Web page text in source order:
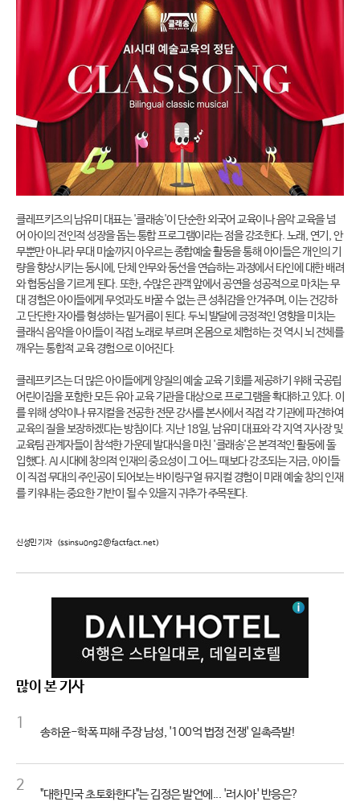
클레프키즈의 남유미 대표는 '클래송'이 단순한 외국어 교육이나 음악 교육을 넘
어 아이의 전인적 성장을 돕는 통합 프로그램이라는 점을 강조한다. 노래, 연기, 안
무뿐만 아니라 무대 미술까지 아우르는 종합예술 활동을 통해 아이들은 개인의 기
량을 향상시키는 동시에, 단체 안무와 동선을 연습하는 과정에서 타인에 대한 배려
와 협동심을 기르게 된다. 또한, 수많은 관객 앞에서 공연을 성공적으로 마치는 무
대 경험은 아이들에게 무엇과도 바꿀 수 없는 큰 성취감을 안겨주며, 이는 건강하
고 단단한 자아를 형성하는 밑거름이 된다. 두뇌 발달에 긍정적인 영향을 미치는
클래식 음악을 아이들이 직접 노래로 부르며 온몸으로 체험하는 것 역시 뇌 전체를
깨우는 통합적 교육 경험으로 이어진다.
클레프키즈는 더 많은 아이들에게 양질의 예술 교육 기회를 제공하기 위해 국공립
어린이집을 포함한 모든 유아 교육 기관을 대상으로 프로그램을 확대하고 있다. 이
를 위해 성악이나 뮤지컬을 전공한 전문 강사를 본사에서 직접 각 기관에 파견하여
교육의 질을 보장하겠다는 방침이다. 지난 18일, 남유미 대표와 각 지역 지사장 및
교육팀 관계자들이 참석한 가운데 발대식을 마친 '클래송'은 본격적인 활동에 돌
입했다. AI 시대에 창의적 인재의 중요성이 그 어느 때보다 강조되는 지금, 아이들
이 직접 무대의 주인공이 되어보는 바이링구얼 뮤지컬 경험이 미래 예술 창의 인재
를 키워내는 중요한 기반이 될 수 있을지 귀추가 주목된다.
신성민 기자 (ssinsuong2@factfact.net)
많이 본 기사
1
송하윤-학폭 피해 주장 남성, '100억 법정 전쟁' 일촉즉발!
2
"대한민국 초토화한다"는 김정은 발언에... '러시아' 반응은?